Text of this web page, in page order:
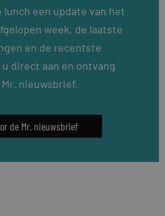
lunch een update van het
week, de laatste
en de recentste
direct aan en ontvang
nieuwsbrief.
de Mr. nieuwsbrief